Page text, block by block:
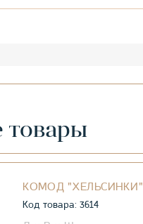
КОМОД "ХЕЛЬСИНКИ"
Код товара: 3614